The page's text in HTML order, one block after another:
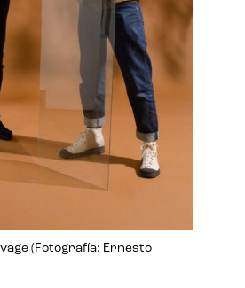
(Fotografía: Ernesto